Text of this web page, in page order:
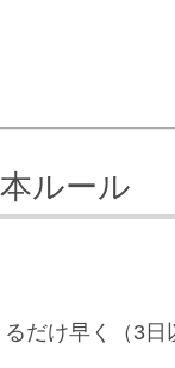
ルール
だけ早く（3日